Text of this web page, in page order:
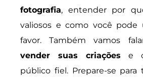
fotografia, entender por
valiosos e como você pode
favor. Também vamos
vender suas criações e
público fiel. Prepare-se para